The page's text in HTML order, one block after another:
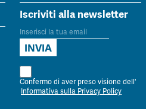
Iscriviti alla newsletter
Confermo di aver preso visione dell'
Informativa sulla Privacy Policy